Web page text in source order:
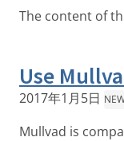
The content of
Use
2017年1月5日
Mullvad is